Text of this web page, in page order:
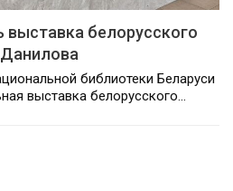
белорусского
библиотеки Беларуси
выставка белорусского…